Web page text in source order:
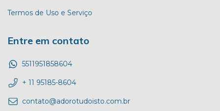
Termos de Uso e Serviço
Entre em contato
5511951858604
+ 11 95185-8604
contato@adorotudoisto.com.br